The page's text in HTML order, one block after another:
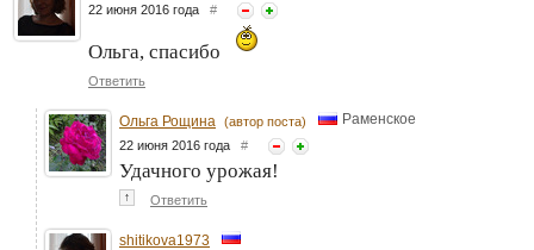
22 июня 2016 года #
Ольга, спасибо
Ответить
Ольга Рощина (автор поста) Раменское
22 июня 2016 года #
Удачного урожая!
↑ Ответить
shitikova1973